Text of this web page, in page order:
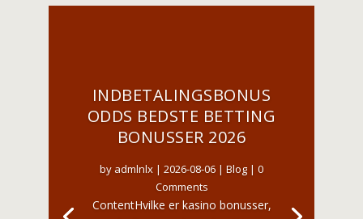
INDBETALINGSBONUS
ODDS BEDSTE BETTING
BONUSSER 2026
by admlnlx | 2026-08-06 | Blog | 0
Comments
ContentHvilke er kasino bonusser,